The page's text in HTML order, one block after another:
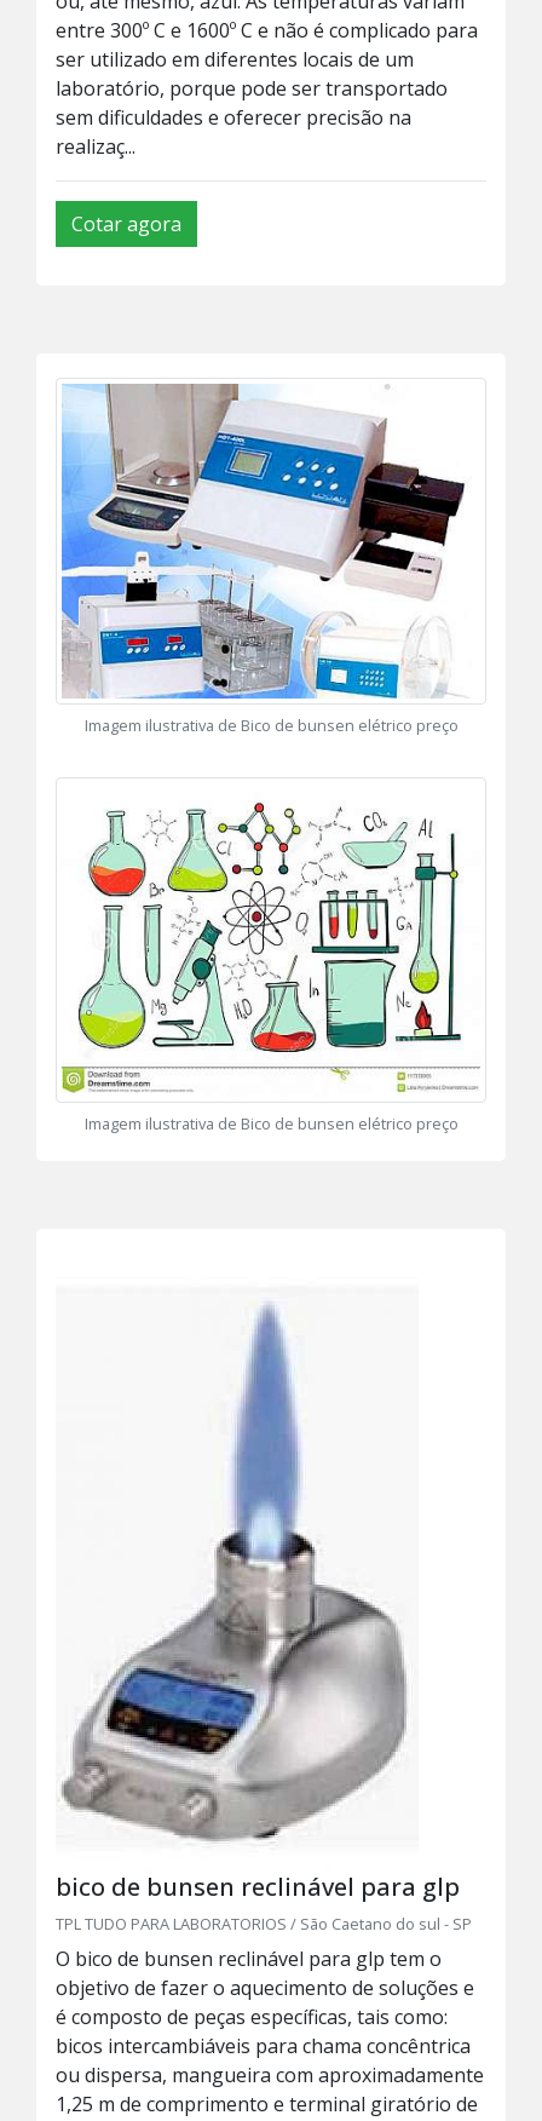
entre 300º C e 1600º C e não é complicado para
ser utilizado em diferentes locais de um
laboratório, porque pode ser transportado
sem dificuldades e oferecer precisão na
realizaç...
Cotar agora
Imagem ilustrativa de Bico de bunsen elétrico preço
Imagem ilustrativa de Bico de bunsen elétrico preço
bico de bunsen reclinável para glp
TPL TUDO PARA LABORATORIOS / São Caetano do sul - SP
O bico de bunsen reclinável para glp tem o
objetivo de fazer o aquecimento de soluções e
é composto de peças específicas, tais como:
bicos intercambiáveis para chama concêntrica
ou dispersa, mangueira com aproximadamente
1,25 m de comprimento e terminal giratório de